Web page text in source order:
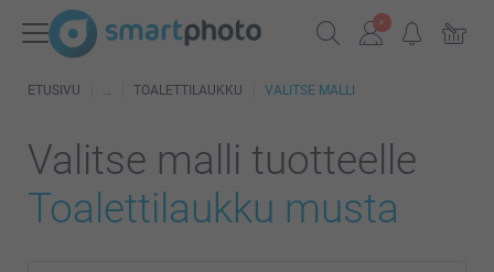
ETUSIVU TOALETTILAUKKU VALITSE MALLI
Valitse malli tuotteelle
Toalettilaukku musta